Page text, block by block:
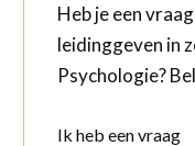
Heb je een
leidinggeven in
Psychologie?
Ik heb een vraag